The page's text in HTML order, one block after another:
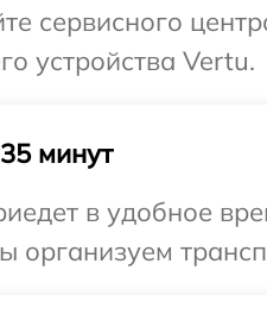
сервисного
устройства Vertu.
минут
в удобное
организуем